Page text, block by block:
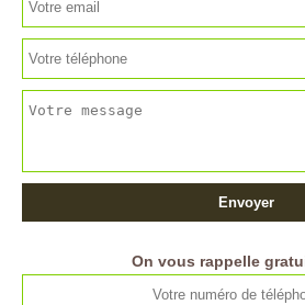
On vous rappelle